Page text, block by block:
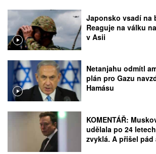
Japonsko vsadí na
Reaguje na válku
v Asii
Netanjahu odmítl
plán pro Gazu
Hamásu
KOMENTÁŘ:
udělala po 24
zvyklá. A přišel pád